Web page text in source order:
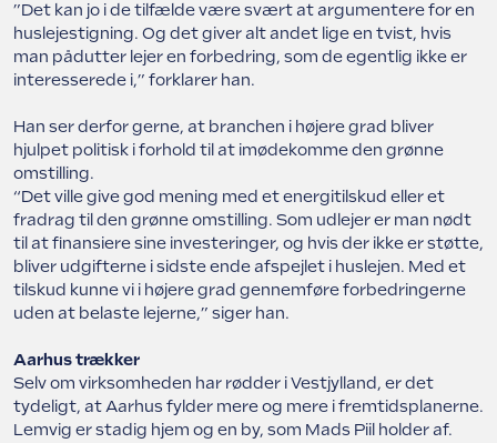
”Det kan jo i de tilfælde være svært at argumentere for en
huslejestigning. Og det giver alt andet lige en tvist, hvis
man pådutter lejer en forbedring, som de egentlig ikke er
interesserede i,” forklarer han.
Han ser derfor gerne, at branchen i højere grad bliver
hjulpet politisk i forhold til at imødekomme den grønne
omstilling.
“Det ville give god mening med et energitilskud eller et
fradrag til den grønne omstilling. Som udlejer er man nødt
til at finansiere sine investeringer, og hvis der ikke er støtte,
bliver udgifterne i sidste ende afspejlet i huslejen. Med et
tilskud kunne vi i højere grad gennemføre forbedringerne
uden at belaste lejerne,” siger han.
Aarhus trækker
Selv om virksomheden har rødder i Vestjylland, er det
tydeligt, at Aarhus fylder mere og mere i fremtidsplanerne.
Lemvig er stadig hjem og en by, som Mads Piil holder af.